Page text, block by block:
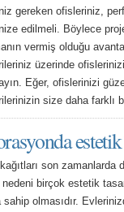
gereken ofisleriniz,
edilmeli. Böylece
vermiş olduğu
üzerinde
Eğer, ofislerinizi
size daha farklı
son
nedeni birçok estetik
sahip olmasıdır.